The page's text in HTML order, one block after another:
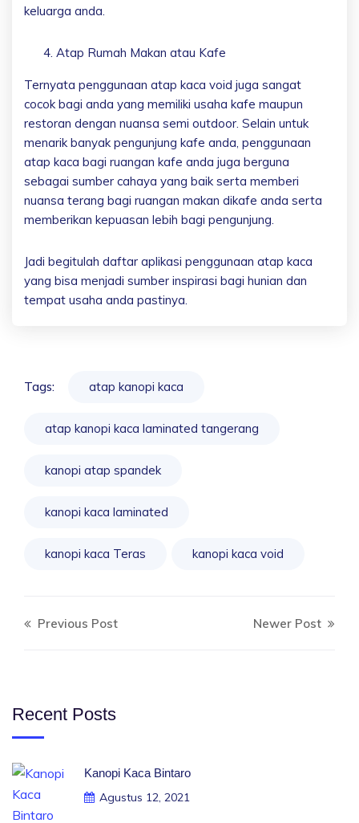
keluarga anda.
Atap Rumah Makan atau Kafe
Ternyata penggunaan atap kaca void juga sangat
cocok bagi anda yang memiliki usaha kafe maupun
restoran dengan nuansa semi outdoor. Selain untuk
menarik banyak pengunjung kafe anda, penggunaan
atap kaca bagi ruangan kafe anda juga berguna
sebagai sumber cahaya yang baik serta memberi
nuansa terang bagi ruangan makan dikafe anda serta
memberikan kepuasan lebih bagi pengunjung.
Jadi begitulah daftar aplikasi penggunaan atap kaca
yang bisa menjadi sumber inspirasi bagi hunian dan
tempat usaha anda pastinya.
Tags: atap kanopi kaca
atap kanopi kaca laminated tangerang
kanopi atap spandek
kanopi kaca laminated
kanopi kaca Teras kanopi kaca void
Previous Post Newer Post
Recent Posts
Kanopi Kaca Bintaro
Agustus 12, 2021